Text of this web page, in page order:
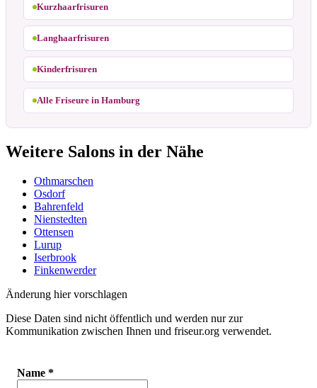
Kurzhaarfrisuren
Langhaarfrisuren
Kinderfrisuren
Alle Friseure in Hamburg
Weitere Salons in der Nähe
Othmarschen
Osdorf
Bahrenfeld
Nienstedten
Ottensen
Lurup
Iserbrook
Finkenwerder
Änderung hier vorschlagen
Diese Daten sind nicht öffentlich und werden nur zur
Kommunikation zwischen Ihnen und friseur.org verwendet.
Name *